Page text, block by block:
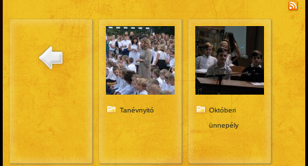
Tanévnyitó
Októberi
ünnepély